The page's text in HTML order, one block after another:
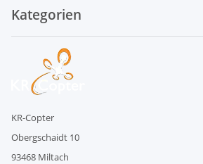
Kategorien
KR-Copter
Obergschaidt 10
93468 Miltach